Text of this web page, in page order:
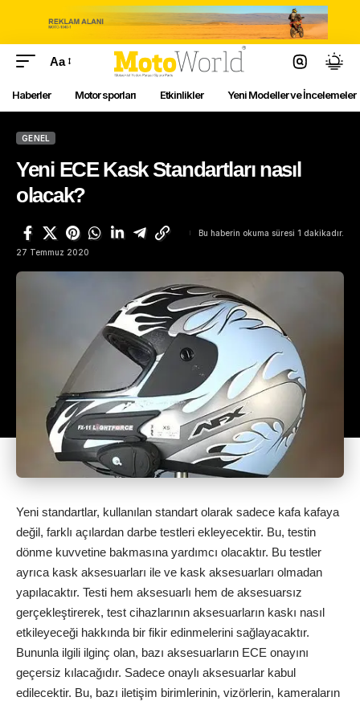
Aa
Haberler Motor sporları Etkinlikler Yeni Modeller ve İncelemeler
GENEL
Yeni ECE Kask Standartları nasıl
olacak?
27 Temmuz 2020
Bu haberin okuma süresi 1 dakikadır.
Yeni standartlar, kullanılan standart olarak sadece kafa kafaya
değil, farklı açılardan darbe testleri ekleyecektir. Bu, testin
dönme kuvvetine bakmasına yardımcı olacaktır. Bu testler
ayrıca kask aksesuarları ile ve kask aksesuarları olmadan
yapılacaktır. Testi hem aksesuarlı hem de aksesuarsız
gerçekleştirerek, test cihazlarının aksesuarların kaskı nasıl
etkileyeceği hakkında bir fikir edinmelerini sağlayacaktır.
Bununla ilgili ilginç olan, bazı aksesuarların ECE onayını
geçersiz kılacağıdır. Sadece onaylı aksesuarlar kabul
edilecektir. Bu, bazı iletişim birimlerinin, vizörlerin, kameraların